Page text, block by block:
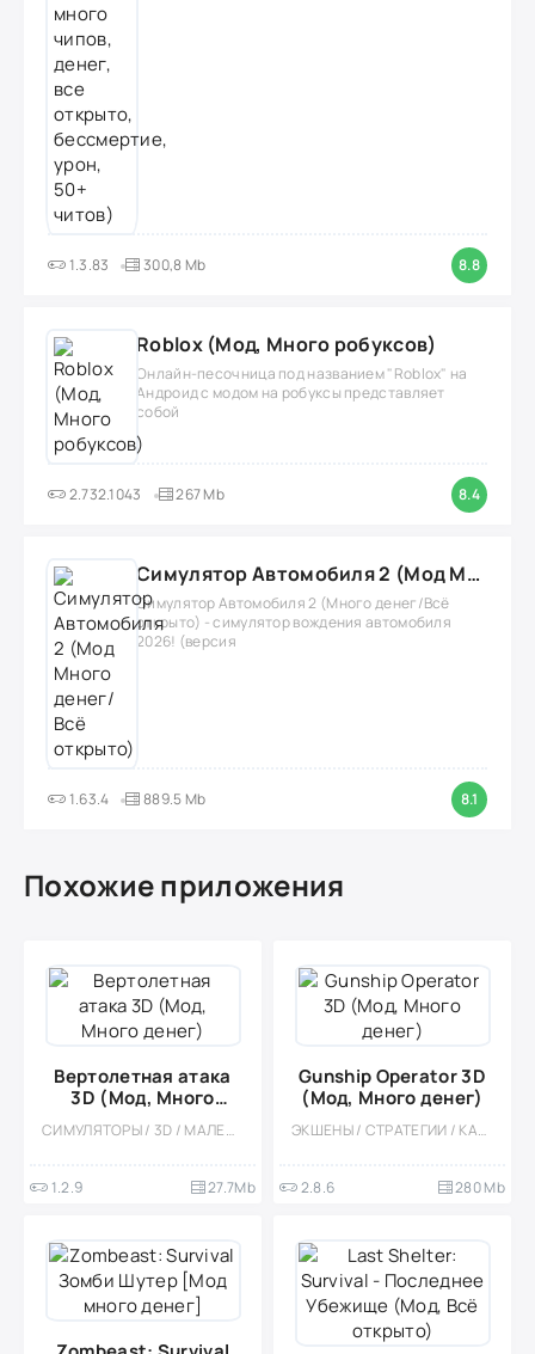
1.3.83 300,8 Mb 8.8
Roblox (Мод, Много робуксов)
Онлайн-песочница под названием "Roblox" на
Андроид с модом на робуксы представляет
собой
2.732.1043 267 Mb 8.4
Симулятор Автомобиля 2 (Мод Много денег/Всё открыто)
Симулятор Автомобиля 2 (Много денег/Всё
открыто) - симулятор вождения автомобиля
2026! (версия
1.63.4 889.5 Mb 8.1
Похожие приложения
Вертолетная атака
3D (Мод, Много
денег)
СИМУЛЯТОРЫ / 3D / МАЛЕНЬКАЯ / ОДНОПОЛЬЗОВАТЕЛЬСКИЕ / ОФЛАЙН / КАЗУАЛЬНЫЕ / МОД
1.2.9 27.7Mb
Gunship Operator 3D
(Мод, Много денег)
ЭКШЕНЫ / СТРАТЕГИИ / КАЗУАЛЬНЫЕ / ВИД СВЕРХУ / ИЗОМЕТРИЯ / ВОЙНА / ОДНОПОЛЬЗОВАТЕЛЬСКИЕ / ОФЛАЙН / МОД / ВСТРОЕННЫЙ КЕШ / АРКАДЫ / УПРАВЛЕНИЕ
2.8.6 280 Mb